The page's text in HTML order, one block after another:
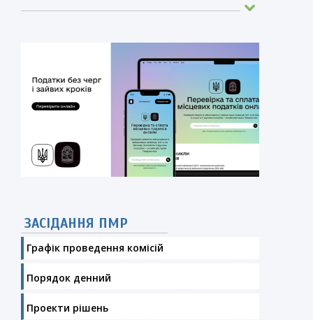
ЗАСІДАННЯ ПМР
Графік проведення комісій
Порядок денний
Проекти рішень